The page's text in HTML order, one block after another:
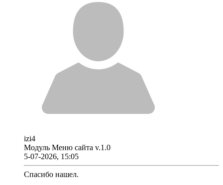
izi4
Модуль Меню сайта v.1.0
5-07-2026, 15:05
Спасибо нашел.